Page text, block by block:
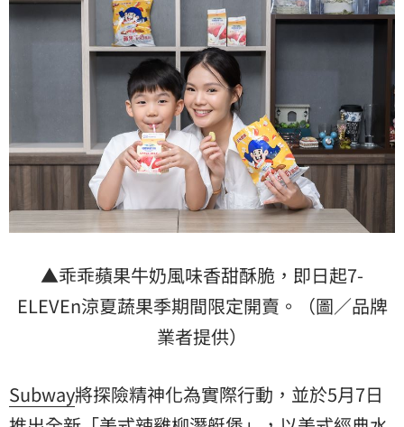
▲乖乖蘋果牛奶風味香甜酥脆，即日起7-
ELEVEn涼夏蔬果季期間限定開賣。（圖／品牌
業者提供）
Subway將探險精神化為實際行動，並於5月7日